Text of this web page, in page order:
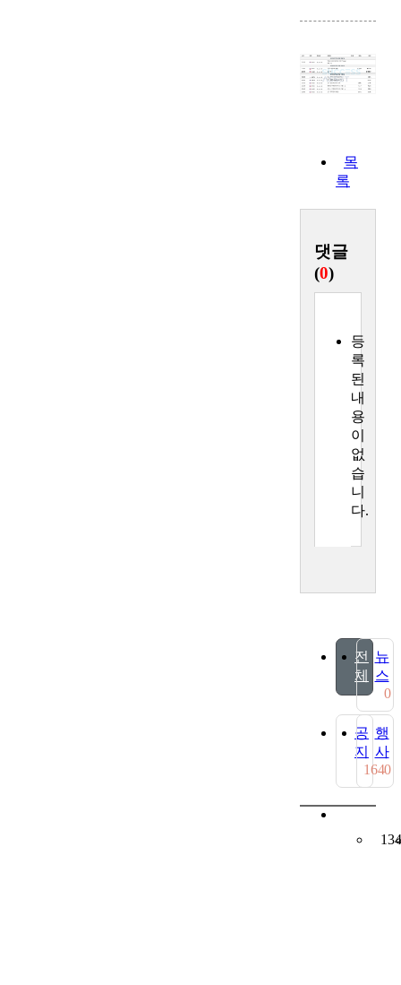
목
록
댓글
(0)
등
록
된
내
용
이
없
습
니
다.
전
체
뉴
스
0
공
지
164
행
사
0
134